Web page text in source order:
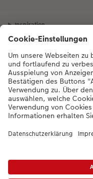
Inspiration
Bei Fragen zu Produkten
Montag bis Samstag von
20:00 Uhr